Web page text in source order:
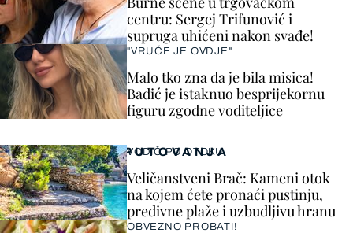
centru: Sergej Trifunović i
supruga uhićeni nakon svađe!
"VRUĆE JE OVDJE"
Malo tko zna da je bila misica!
Badić je istaknuo besprijekornu
figuru zgodne voditeljice
PUTOVANJA
VODIČ PO OTOKU
Veličanstveni Brač: Kameni otok
na kojem ćete pronaći pustinju,
predivne plaže i uzbudljivu hranu
OBVEZNO PROBATI!